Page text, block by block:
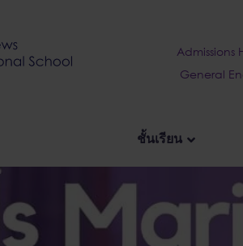
Admissions
General
ชั้นเรียน